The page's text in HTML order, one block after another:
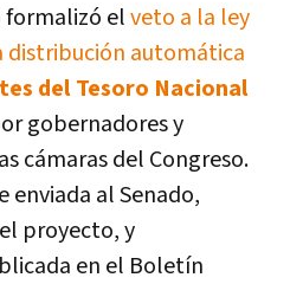
formalizó elveto a la ley
distribución automática
del Tesoro Nacional
gobernadores y
cámaras del Congreso.
enviada al Senado,
proyecto, y
en el Boletín